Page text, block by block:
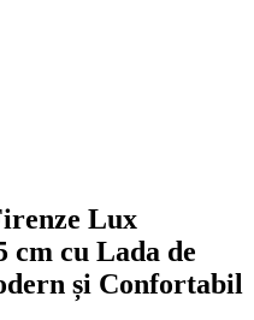
Lux
cm cu Lada de
și Confortabil